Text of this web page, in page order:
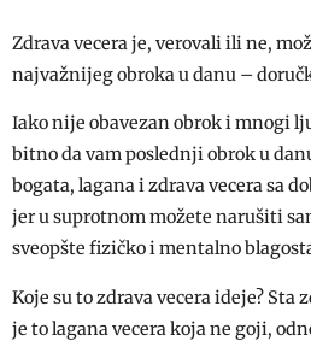
Zdrava vecera je, verovali ili ne,
najvažnijeg obroka u danu –
Iako nije obavezan obrok i mnogi
bitno da vam poslednji obrok u
bogata, lagana i zdrava vecera sa
jer u suprotnom možete narušiti
sveopšte fizičko i mentalno
Koje su to zdrava vecera ideje? Sta
je to lagana vecera koja ne goji,